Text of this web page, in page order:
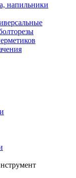
напильники